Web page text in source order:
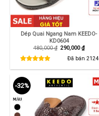
Dép Quai Ngang Nam KEEDO-
KD0604
480,000₫ Giá
290,000₫Giá
hiện
tại
Đã bán2124
-32%